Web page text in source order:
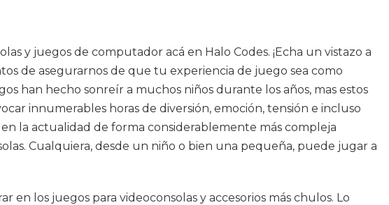
y juegos de computador acá en Halo Codes. ¡Echa un vistazo a
de asegurarnos de que tu experiencia de juego sea como
han hecho sonreír a muchos niños durante los años, mas estos
innumerables horas de diversión, emoción, tensión e incluso
la actualidad de forma considerablemente más compleja
Cualquiera, desde un niño o bien una pequeña, puede jugar a
en los juegos para videoconsolas y accesorios más chulos. Lo